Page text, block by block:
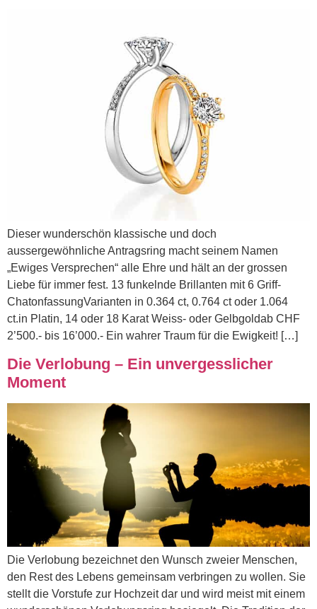
Dieser wunderschön klassische und doch
aussergewöhnliche Antragsring macht seinem Namen
„Ewiges Versprechen“ alle Ehre und hält an der grossen
Liebe für immer fest. 13 funkelnde Brillanten mit 6 Griff-
ChatonfassungVarianten in 0.364 ct, 0.764 ct oder 1.064
ct.in Platin, 14 oder 18 Karat Weiss- oder Gelbgoldab CHF
2’500.- bis 16’000.- Ein wahrer Traum für die Ewigkeit! […]
Die Verlobung – Ein unvergesslicher
Moment
Die Verlobung bezeichnet den Wunsch zweier Menschen,
den Rest des Lebens gemeinsam verbringen zu wollen. Sie
stellt die Vorstufe zur Hochzeit dar und wird meist mit einem